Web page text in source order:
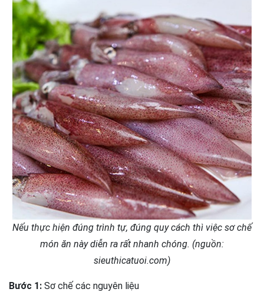
Nếu thực hiện đúng trình tự, đúng quy cách thì việc sơ chế
món ăn này diễn ra rất nhanh chóng. (nguồn:
sieuthicatuoi.com)
Bước 1: Sơ chế các nguyên liệu